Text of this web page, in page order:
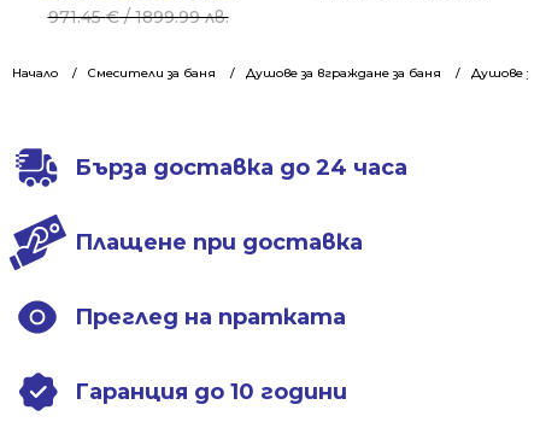
Начало Смесители за баня Душове за вграждане за баня Душове
971.45€/ 1899.99 лв.
price
971.45 €
price
510.78 €
//
Бърза доставка до 24 часа
Плащене при доставка
Преглед на пратката
Гаранция до 10 години